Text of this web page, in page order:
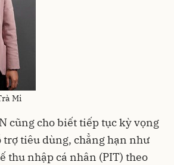
Mi
cũng cho biết tiếp tục kỳ vọng
trợ tiêu dùng, chẳng hạn như
thu nhập cá nhân (PIT) theo